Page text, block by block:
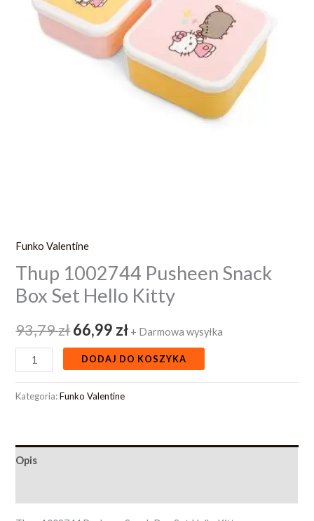
Funko Valentine
Thup 1002744 Pusheen Snack
Box Set Hello Kitty
93,79zł66,99 zł + Darmowa wysyłka
DODAJ DO KOSZYKA
Kategoria:Funko Valentine
Opis